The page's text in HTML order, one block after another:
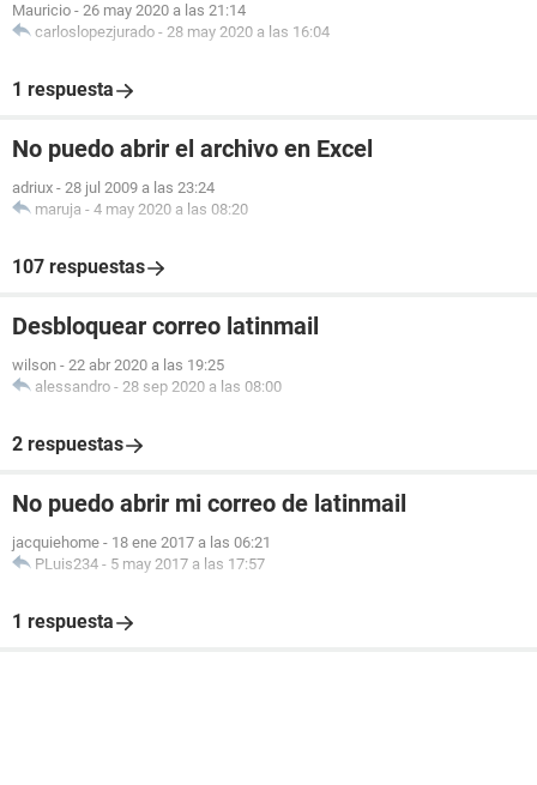
Mauricio - 26 may 2020 a las 21:14
carloslopezjurado - 28 may 2020 a las 16:04
1 respuesta
No puedo abrir el archivo en Excel
adriux - 28 jul 2009 a las 23:24
maruja - 4 may 2020 a las 08:20
107 respuestas
Desbloquear correo latinmail
wilson - 22 abr 2020 a las 19:25
alessandro - 28 sep 2020 a las 08:00
2 respuestas
No puedo abrir mi correo de latinmail
jacquiehome - 18 ene 2017 a las 06:21
PLuis234 - 5 may 2017 a las 17:57
1 respuesta